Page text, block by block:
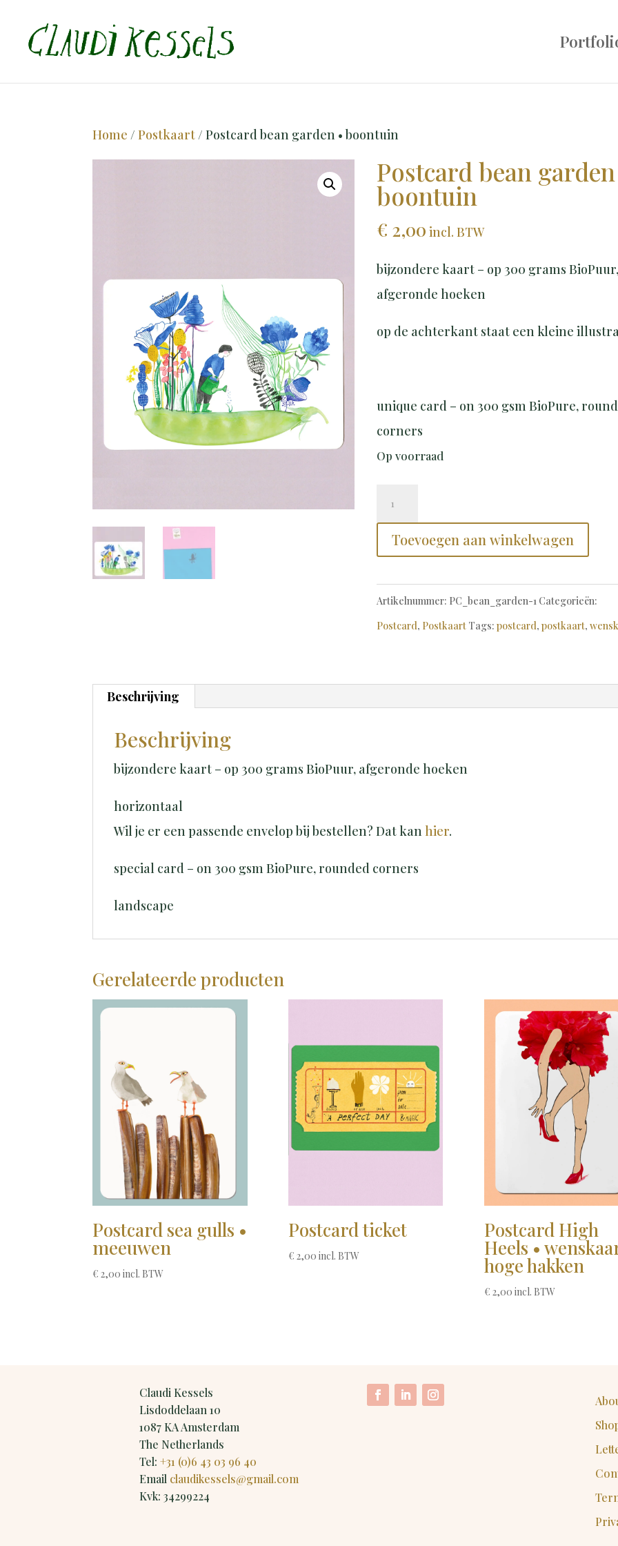
Home /Postkaart/ Postcard bean garden • boontuin
Postcard bean
boontuin
€ 2,00 incl. BTW
bijzondere kaart – op 300 grams
afgeronde hoeken
op de achterkant staat een kleine
unique card – on 300 gsm BioPure,
corners
Op voorraad
bean
garden
boontuin
aantal
Toevoegen aan winkelwagen
Artikelnummer: PC_bean_garden-1 Categorieën:
Postcard, Postkaart Tags:postcard,postkaart,
Beschrijving
Beschrijving
bijzondere kaart – op 300 grams BioPuur, afgeronde hoeken
horizontaal
Wil je er een passende envelop bij bestellen? Dat kan hier.
special card – on 300 gsm BioPure, rounded corners
landscape
Gerelateerde producten
Postcard sea gulls •
meeuwen
€ 2,00 incl. BTW
Postcard ticket
€ 2,00 incl. BTW
Postcard High
Heels •
hoge hakken
€ 2,00 incl. BTW
Claudi Kessels
Lisdoddelaan 10
1087 KA Amsterdam
The Netherlands
Tel: +31 (0)6 43 03 96 40
Email claudikessels@gmail.com
Kvk: 34299224